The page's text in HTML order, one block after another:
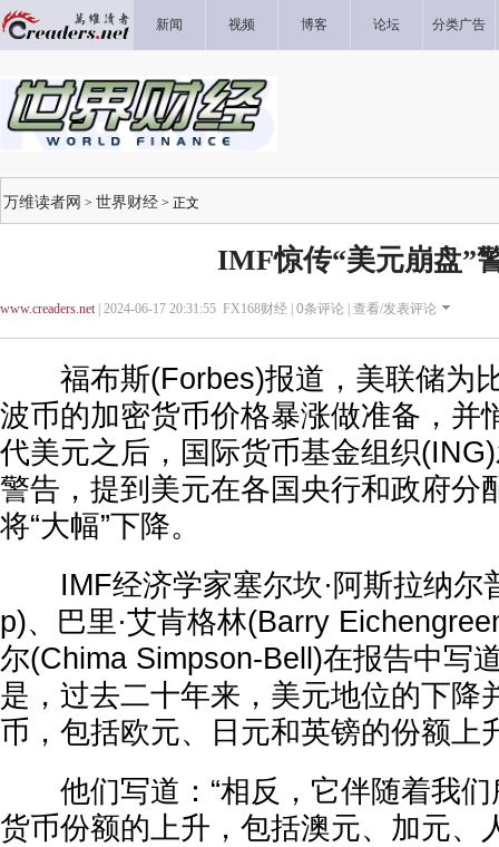
新闻 视频 博客 论坛 分类广告
万维读者网 > 世界财经 > 正文
IMF惊传“美元崩盘”
www.creaders.net| 2024-06-17 20:31:55 FX168财经 | 0条评论 | 查看/发表评论
福布斯(Forbes)报道，美联储为
波币的加密货币价格暴涨做准备，并
代美元之后，国际货币基金组织
警告，提到美元在各国央行和政府分
将“大幅”下降。
IMF经济学家塞尔坎·阿斯拉纳尔
p)、巴里·艾肯格林(Barry
尔(Chima Simpson-Bell)在报告中写
是，过去二十年来，美元地位的下降
币，包括欧元、日元和英镑的份额上
他们写道：“相反，它伴随着我们
货币份额的上升，包括澳元、加元、